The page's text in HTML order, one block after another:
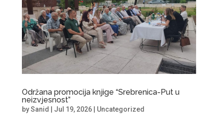
Održana promocija knjige “Srebrenica-Put u
neizvjesnost”
bySanid Jul 19, 2026| Uncategorized